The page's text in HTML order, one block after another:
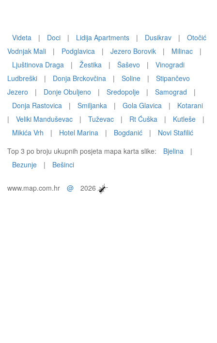
Videta | Doci | Lidija Apartments | Dusikrav |
Otočić
Vodnjak Mali
| Podglavica | Jezero Borovik | Milinac
|
Ljuštinova Draga
| Žestika | Šaševo |
Vinogradi
Ludbreški
| Donja Brckovčina | Soline |
Stipančevo
Jezero
| Donje Obuljeno | Sredopolje | Samograd
|
Donja Rastovica
| Smiljanka | Gola Glavica |
Kotarani
|
Veliki Manduševac | Tuževac | Rt Ćuška | Kutleše
|
Mikića Vrh
| Hotel Marina | Bogdanić |
Novi Stafilić
Top 3 po broju ukupnih posjeta mapa karta slike:
Bjelina
|
Bezunje
| Bešinci
www.map.com.hr @ 2026